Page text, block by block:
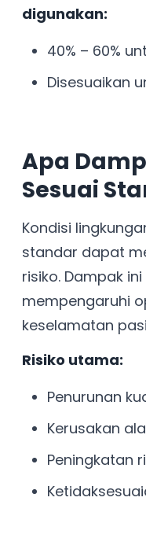
digunakan:
40% – 60%
Disesuaikan
Apa
Sesuai
Kondisi
standar dapat
risiko. Dampak
mempengaruhi
keselamatan
Risiko utama:
Penurunan
Kerusakan
Peningkatan